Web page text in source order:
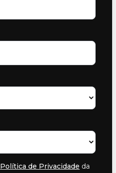
Política de Privacidade da